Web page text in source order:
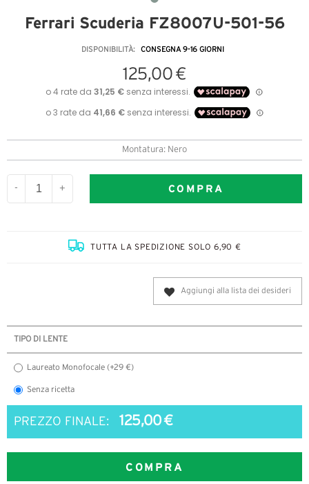
Ferrari Scuderia FZ8007U-501-56
DISPONIBILITÀ: CONSEGNA 9-16 GIORNI
125,00 €
Montatura: Nero
- + COMPRA
TUTTA LA SPEDIZIONE SOLO 6,90 €
Aggiungi alla lista dei desideri
TIPO DI LENTE
Laureato Monofocale (+29 €)
Senza ricetta
PREZZO FINALE: 125,00 €
COMPRA